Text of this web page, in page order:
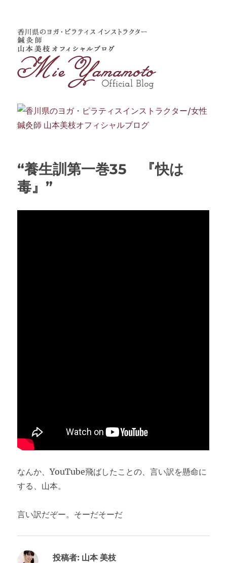
“養生訓第一巻35 『快は
毒』”
なんか、YouTube飛ばしたことの、言い訳を懸命に
する、山本。
言い訳だぞー。そーだそーだ
投稿者: 山本 美枝